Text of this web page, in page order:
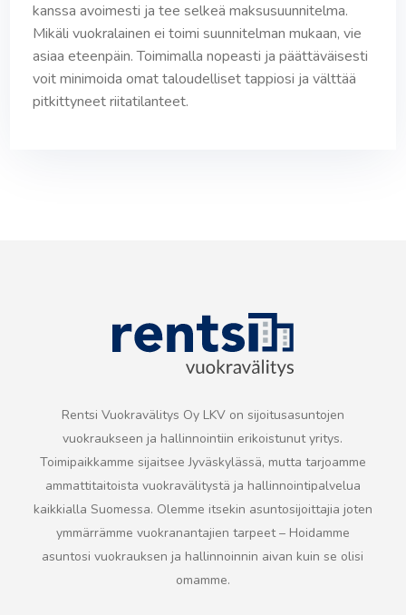
kanssa avoimesti ja tee selkeä maksusuunnitelma.
Mikäli vuokralainen ei toimi suunnitelman mukaan, vie
asiaa eteenpäin. Toimimalla nopeasti ja päättäväisesti
voit minimoida omat taloudelliset tappiosi ja välttää
pitkittyneet riitatilanteet.
Rentsi Vuokravälitys Oy LKV on sijoitusasuntojen
vuokraukseen ja hallinnointiin erikoistunut yritys.
Toimipaikkamme sijaitsee Jyväskylässä, mutta tarjoamme
ammattitaitoista vuokravälitystä ja hallinnointipalvelua
kaikkialla Suomessa. Olemme itsekin asuntosijoittajia joten
ymmärrämme vuokranantajien tarpeet – Hoidamme
asuntosi vuokrauksen ja hallinnoinnin aivan kuin se olisi
omamme.